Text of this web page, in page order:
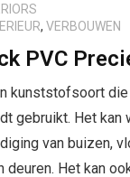
, VERBOUWEN
PVC
kunststofsoort
gebruikt. Het kan
van buizen,
deuren. Het kan